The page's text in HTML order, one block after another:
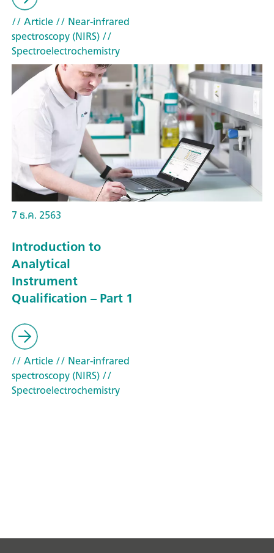
// Article// Near-infrared
spectroscopy (NIRS)//
Spectroelectrochemistry
7 ธ.ค. 2563
Introduction to
Analytical
Instrument
Qualification – Part 1
// Article// Near-infrared
spectroscopy (NIRS)//
Spectroelectrochemistry